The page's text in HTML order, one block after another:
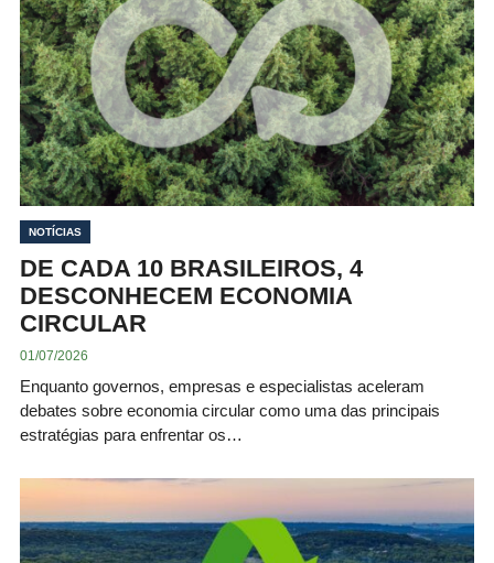
NOTÍCIAS
DE CADA 10 BRASILEIROS, 4
DESCONHECEM ECONOMIA
CIRCULAR
01/07/2026
Enquanto governos, empresas e especialistas aceleram
debates sobre economia circular como uma das principais
estratégias para enfrentar os…